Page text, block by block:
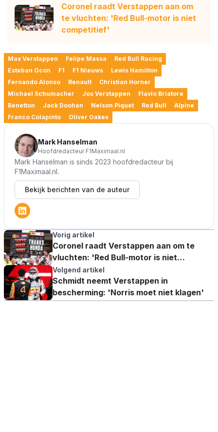
Coronel raadt Verstappen aan om
te vluchten: 'Red Bull-motor is niet
competitief'
Max Verstappen Felipe Massa
Red Bull Racing
Esteban Ocon
F1 F1 Nieuws
Lewis Hamilton
Fernando Alonso
Renault
Christian Horner
Michael Schumacher
Jos Verstappen
Flavio Briatore
Benetton
Jack Doohan Nelson Piquet Red Bull
Alpine
Franco Colapinto
Oliver Oakes
Mark Hanselman
Hoofdredacteur F1Maximaal.nl
Mark Hanselman is sinds 2023 hoofdredacteur bij
F1Maximaal.nl.
Bekijk berichten van de auteur
Vorig artikel
Coronel raadt Verstappen aan om te
vluchten: 'Red Bull-motor is niet
competitief'
Volgend artikel
Schmidt neemt Verstappen in
bescherming: 'Norris moet niet klagen'